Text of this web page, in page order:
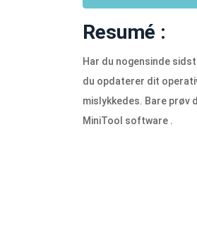
Resumé :
Har du nogensinde
du opdaterer dit
mislykkedes. Bare prøv
MiniTool software .